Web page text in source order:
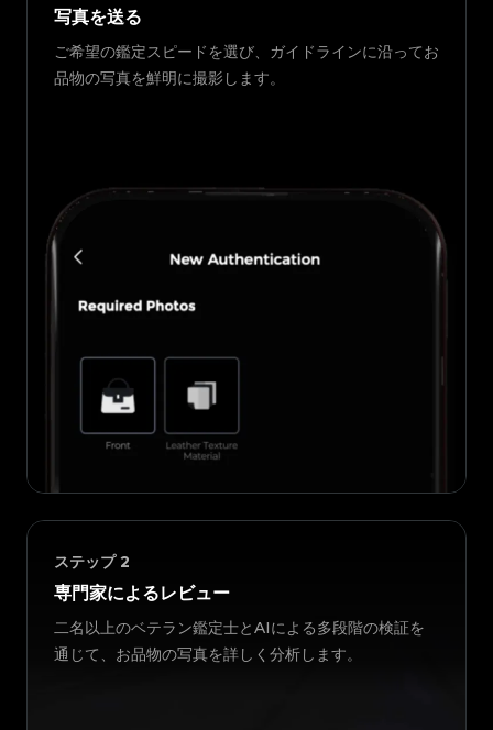
写真を送る
ご希望の鑑定スピードを選び、ガイドラインに沿ってお
品物の写真を鮮明に撮影します。
ステップ 2
専門家によるレビュー
二名以上のベテラン鑑定士とAIによる多段階の検証を
通じて、お品物の写真を詳しく分析します。